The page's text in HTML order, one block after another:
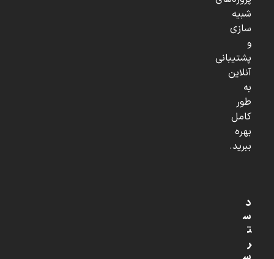
شبیه
سازی
و
پشتیبانی
آنلاین
به
طور
کامل
بهره
ببرید.
د
س
ت
ر